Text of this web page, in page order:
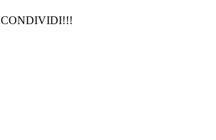
CONDIVIDI!!!